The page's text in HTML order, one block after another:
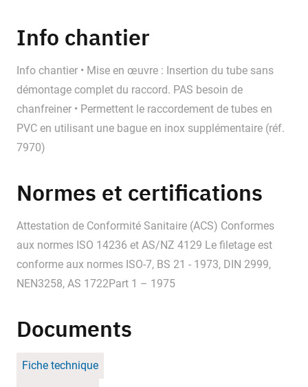
Info chantier
Info chantier • Mise en œuvre : Insertion du tube sans
démontage complet du raccord. PAS besoin de
chanfreiner • Permettent le raccordement de tubes en
PVC en utilisant une bague en inox supplémentaire (réf.
7970)
Normes et certifications
Attestation de Conformité Sanitaire (ACS) Conformes
aux normes ISO 14236 et AS/NZ 4129 Le filetage est
conforme aux normes ISO-7, BS 21 - 1973, DIN 2999,
NEN3258, AS 1722Part 1 – 1975
Documents
Fiche technique